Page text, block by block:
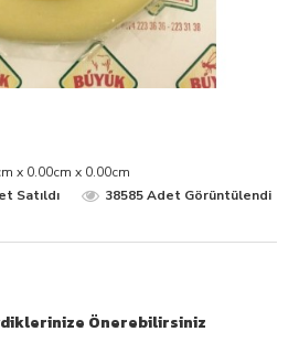
x 0.00cm x 0.00cm
Satıldı
38585 Adet Görüntülendi
Önerebilirsiniz